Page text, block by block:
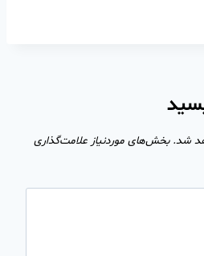
شد. بخش‌های موردنیاز علامت‌گذاری